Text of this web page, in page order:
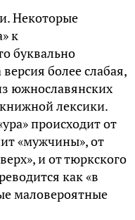
Некоторые
к
буквально
более слабая,
южнославянских
лексики.
происходит от
«мужчины», от
и от тюркского
как «в
маловероятные